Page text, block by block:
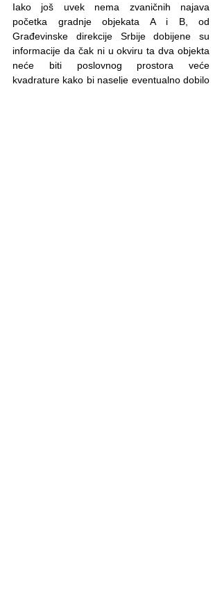
Iako još uvek nema zvaničnih najava
početka gradnje objekata A i B, od
Građevinske direkcije Srbije dobijene su
informacije da čak ni u okviru ta dva objekta
neće biti poslovnog prostora veće
kvadrature kako bi naselje eventualno dobilo